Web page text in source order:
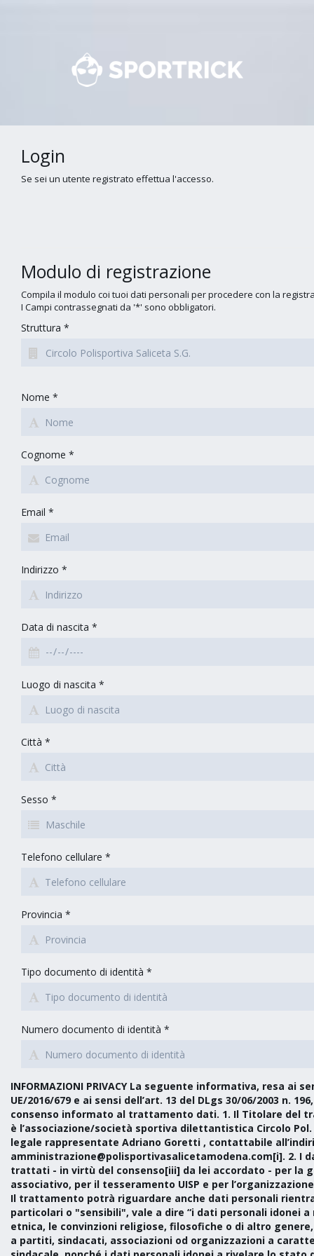
Login
Se sei un utente registrato effettua l'accesso.
Modulo di registrazione
Compila il modulo coi tuoi dati personali per procedere con la
I Campi contrassegnati da '*' sono obbligatori.
Struttura *
Nome *
Cognome *
Email *
Indirizzo *
Data di nascita *
Luogo di nascita *
Città *
Sesso *
Telefono cellulare *
Provincia *
Tipo documento di identità *
Numero documento di identità *
INFORMAZIONI PRIVACY La seguente informativa, resa ai
UE/2016/679 e ai sensi dell’art. 13 del DLgs 30/06/2003 n.
consenso informato al trattamento dati. 1. Il Titolare del
è l’associazione/società sportiva dilettantistica Circolo Pol.
legale rappresentate Adriano Goretti , contattabile
amministrazione@polisportivasalicetamodena.com[i]. 2. I
trattati - in virtù del consenso[iii] da lei accordato - per la
associativo, per il tesseramento UISP e per
Il trattamento potrà riguardare anche dati personali
particolari o "sensibili", vale a dire “i dati personali idonei
etnica, le convinzioni religiose, filosofiche o di altro
a partiti, sindacati, associazioni od organizzazioni a